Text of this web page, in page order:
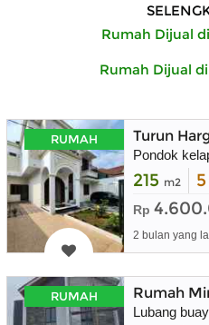
Rumah Dijual
Rumah Dijual
RUMAH Turun
Pondok
215 m2 5
Rp
2 bulan yang
RUMAH Rumah
Lubang